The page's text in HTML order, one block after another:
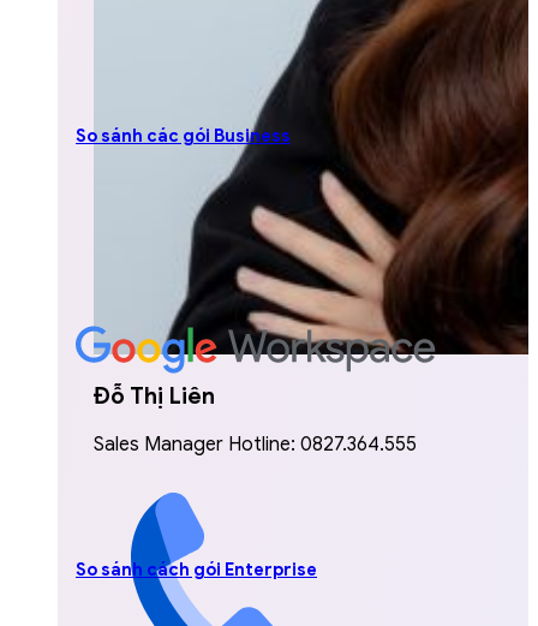
Đỗ Thị Liên
Sales Manager Hotline: 0827.364.555
So sánh các gói Business
So sánh cách gói Enterprise